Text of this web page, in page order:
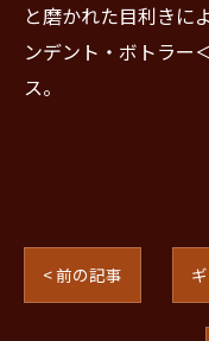
と磨かれた目利きに
ンデント・ボトラー
ス。
< 前の記事